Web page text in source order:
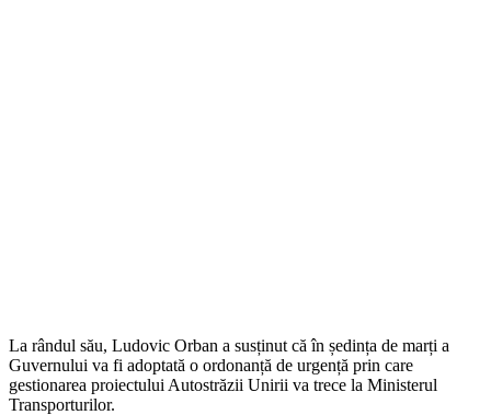
La rândul său, Ludovic Orban a susținut că în ședința de marți a
Guvernului va fi adoptată o ordonanță de urgență prin care
gestionarea proiectului Autostrăzii Unirii va trece la Ministerul
Transporturilor.